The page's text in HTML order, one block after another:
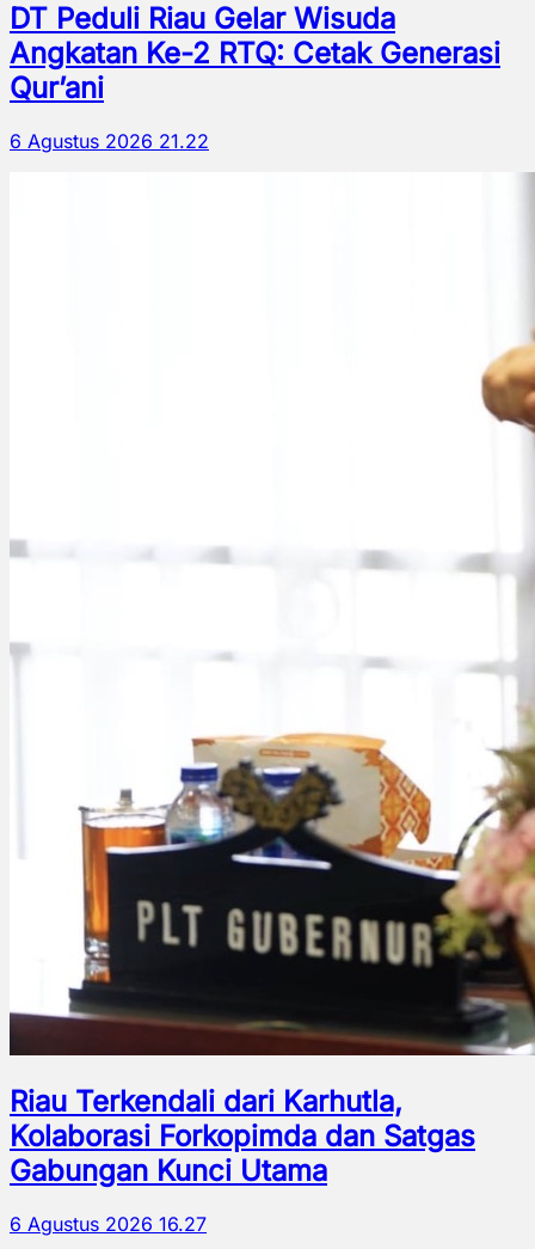
DT Peduli Riau Gelar Wisuda
Angkatan Ke-2 RTQ: Cetak Generasi
Qur’ani
6 Agustus 2026 21.22
Riau Terkendali dari Karhutla,
Kolaborasi Forkopimda dan Satgas
Gabungan Kunci Utama
6 Agustus 2026 16.27